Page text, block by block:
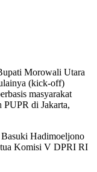
Morowali Utara
(kick-off)
masyarakat
PUPR di Jakarta,
Hadimoeljono
Komisi V DPRI RI